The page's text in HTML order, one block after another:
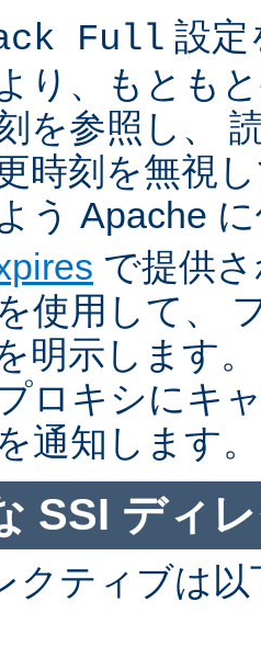
Full 設定
り、もとも
を参照し、
時刻を無視
う Apache
で提供
使用して、
明示します
ロキシにキ
通知します。
SSI ディ
クティブは